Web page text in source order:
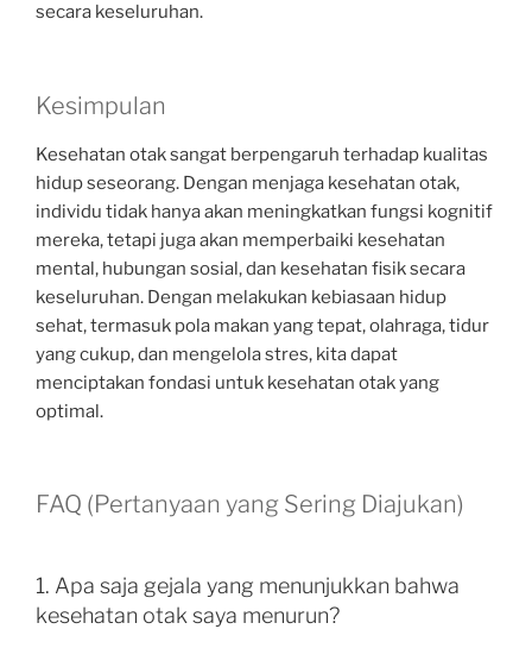
secara keseluruhan.
Kesimpulan
Kesehatan otak sangat berpengaruh terhadap kualitas
hidup seseorang. Dengan menjaga kesehatan otak,
individu tidak hanya akan meningkatkan fungsi kognitif
mereka, tetapi juga akan memperbaiki kesehatan
mental, hubungan sosial, dan kesehatan fisik secara
keseluruhan. Dengan melakukan kebiasaan hidup
sehat, termasuk pola makan yang tepat, olahraga, tidur
yang cukup, dan mengelola stres, kita dapat
menciptakan fondasi untuk kesehatan otak yang
optimal.
FAQ (Pertanyaan yang Sering Diajukan)
1. Apa saja gejala yang menunjukkan bahwa
kesehatan otak saya menurun?